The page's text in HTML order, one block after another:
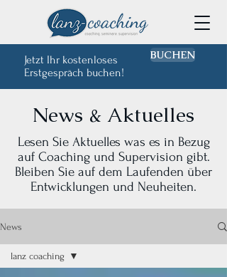
Jetzt Ihr kostenloses
Erstgespräch buchen!
BUCHEN
News & Aktuelles
Lesen Sie Aktuelles was es in Bezug
auf Coaching und Supervision gibt.
Bleiben Sie auf dem Laufenden über
Entwicklungen und Neuheiten.
News
lanz coaching